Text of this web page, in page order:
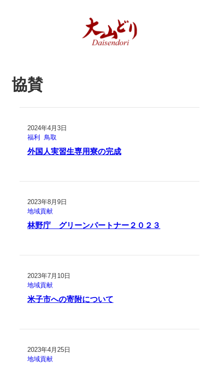
協賛
2024年4月3日
福利
鳥取
外国人実習生専用寮の完成
2023年8月9日
地域貢献
林野庁 グリーンパートナー２０２３
2023年7月10日
地域貢献
米子市への寄附について
2023年4月25日
地域貢献